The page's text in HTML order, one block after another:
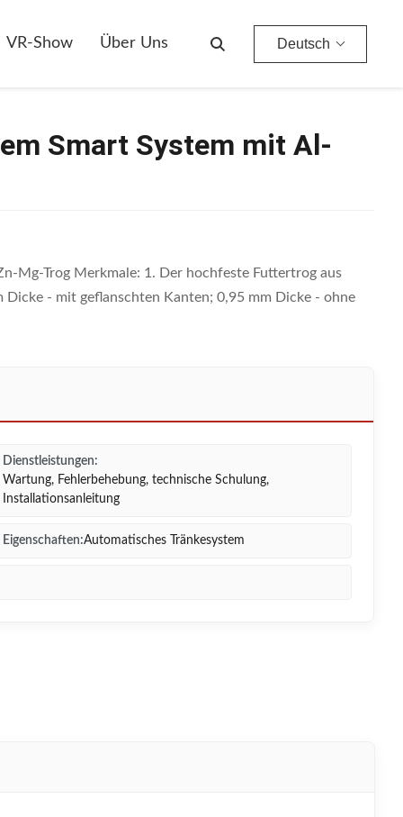
VR-Show Über Uns Deutsch
Smart System mit Al-
Mg-Trog Merkmale: 1. Der hochfeste Futtertrog aus
- mit geflanschten Kanten; 0,95 mm Dicke - ohne
Dienstleistungen:
Wartung, Fehlerbehebung, technische Schulung,
Installationsanleitung
Eigenschaften:Automatisches Tränkesystem